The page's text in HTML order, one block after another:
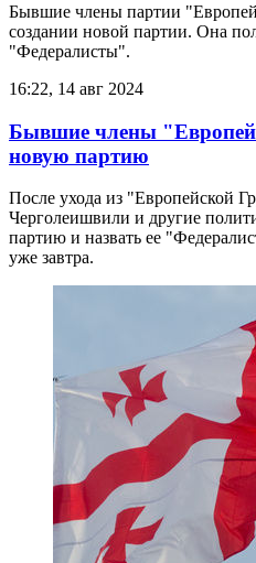
Бывшие члены партии
создании новой партии. Она
"Федералисты".
16:22, 14 авг 2024
Бывшие члены
новую партию
После ухода из "Европейской
Черголеишвили и другие
партию и назвать ее
уже завтра.